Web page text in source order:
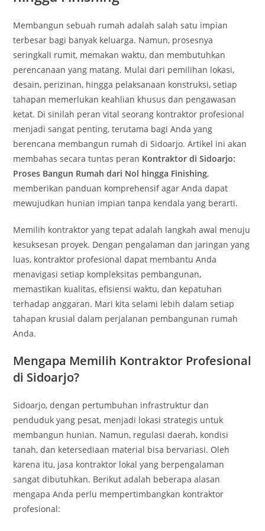
Membangun sebuah rumah adalah salah satu impian
terbesar bagi banyak keluarga. Namun, prosesnya
seringkali rumit, memakan waktu, dan membutuhkan
perencanaan yang matang. Mulai dari pemilihan lokasi,
desain, perizinan, hingga pelaksanaan konstruksi, setiap
tahapan memerlukan keahlian khusus dan pengawasan
ketat. Di sinilah peran vital seorang kontraktor profesional
menjadi sangat penting, terutama bagi Anda yang
berencana membangun rumah di Sidoarjo. Artikel ini akan
membahas secara tuntas peran Kontraktor di Sidoarjo:
Proses Bangun Rumah dari Nol hingga Finishing,
memberikan panduan komprehensif agar Anda dapat
mewujudkan hunian impian tanpa kendala yang berarti.
Memilih kontraktor yang tepat adalah langkah awal menuju
kesuksesan proyek. Dengan pengalaman dan jaringan yang
luas, kontraktor profesional dapat membantu Anda
menavigasi setiap kompleksitas pembangunan,
memastikan kualitas, efisiensi waktu, dan kepatuhan
terhadap anggaran. Mari kita selami lebih dalam setiap
tahapan krusial dalam perjalanan pembangunan rumah
Anda.
Mengapa Memilih Kontraktor Profesional
di Sidoarjo?
Sidoarjo, dengan pertumbuhan infrastruktur dan
penduduk yang pesat, menjadi lokasi strategis untuk
membangun hunian. Namun, regulasi daerah, kondisi
tanah, dan ketersediaan material bisa bervariasi. Oleh
karena itu, jasa kontraktor lokal yang berpengalaman
sangat dibutuhkan. Berikut adalah beberapa alasan
mengapa Anda perlu mempertimbangkan kontraktor
profesional: